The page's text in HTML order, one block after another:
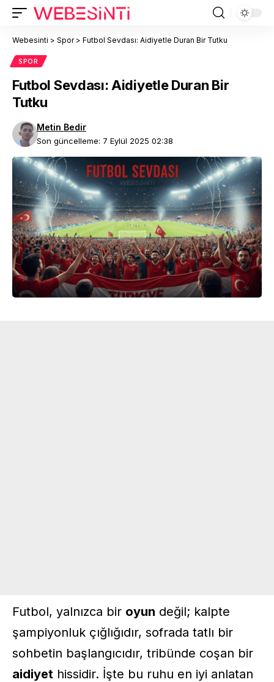
Webesinti > Spor> Futbol Sevdası: Aidiyetle Duran Bir Tutku
SPOR
Futbol Sevdası: Aidiyetle Duran Bir
Tutku
Son güncelleme: 7 Eylül 2025 02:38
Metin Bedir
Futbol, yalnızca bir oyun değil; kalpte
şampiyonluk çığlığıdır, sofrada tatlı bir
sohbetin başlangıcıdır, tribünde coşan bir
aidiyet hissidir. İşte bu ruhu en iyi anlatan